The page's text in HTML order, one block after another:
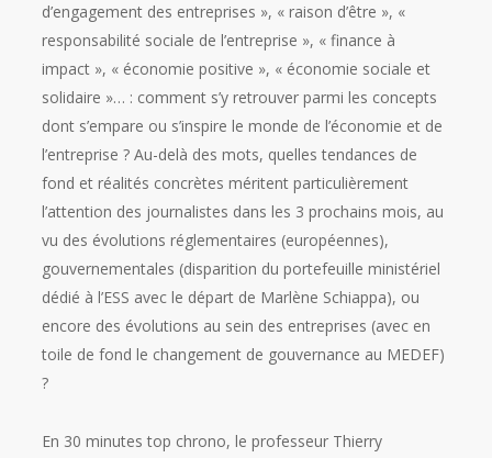
d’engagement des entreprises », « raison d’être », «
responsabilité sociale de l’entreprise », « finance à
impact », « économie positive », « économie sociale et
solidaire »… : comment s’y retrouver parmi les concepts
dont s’empare ou s’inspire le monde de l’économie et de
l’entreprise ? Au-delà des mots, quelles tendances de
fond et réalités concrètes méritent particulièrement
l’attention des journalistes dans les 3 prochains mois, au
vu des évolutions réglementaires (européennes),
gouvernementales (disparition du portefeuille ministériel
dédié à l’ESS avec le départ de Marlène Schiappa), ou
encore des évolutions au sein des entreprises (avec en
toile de fond le changement de gouvernance au MEDEF)
?
En 30 minutes top chrono, le professeur Thierry